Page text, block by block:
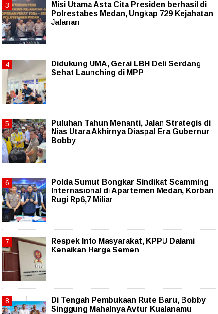
Misi Utama Asta Cita Presiden berhasil di
Polrestabes Medan, Ungkap 729 Kejahatan
Jalanan
Didukung UMA, Gerai LBH Deli Serdang
Sehat Launching di MPP
Puluhan Tahun Menanti, Jalan Strategis di
Nias Utara Akhirnya Diaspal Era Gubernur
Bobby
Polda Sumut Bongkar Sindikat Scamming
Internasional di Apartemen Medan, Korban
Rugi Rp6,7 Miliar
Respek Info Masyarakat, KPPU Dalami
Kenaikan Harga Semen
Di Tengah Pembukaan Rute Baru, Bobby
Singgung Mahalnya Avtur Kualanamu